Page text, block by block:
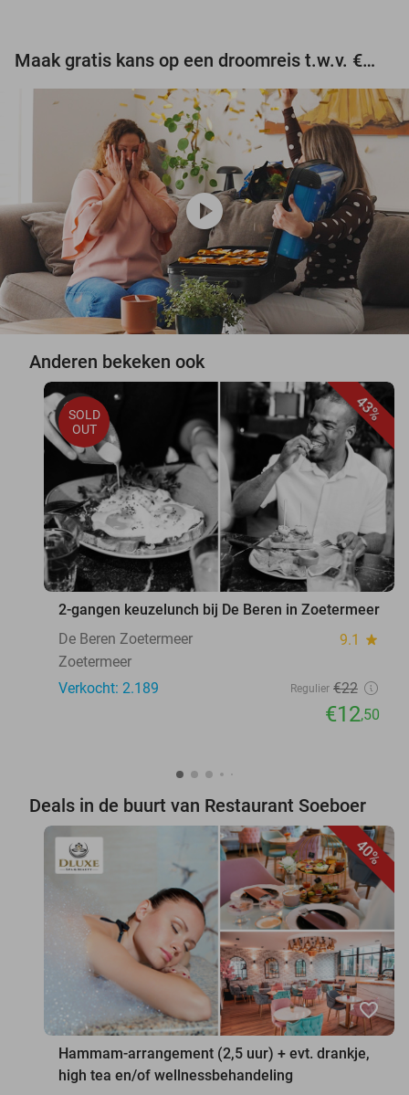
Maak gratis kans op een droomreis t.w.v. €3.000!
play_circle
Anderen bekeken ook
43%
SOLD
OUT
2-gangen keuzelunch bij De Beren in Zoetermeer
De Beren Zoetermeer
9.1 star
Zoetermeer
Verkocht: 2.189
Regulier €22
€12,50
Deals in de buurt van Restaurant Soeboer
40%
favorite_border
Hammam-arrangement (2,5 uur) + evt. drankje,
high tea en/of wellnessbehandeling